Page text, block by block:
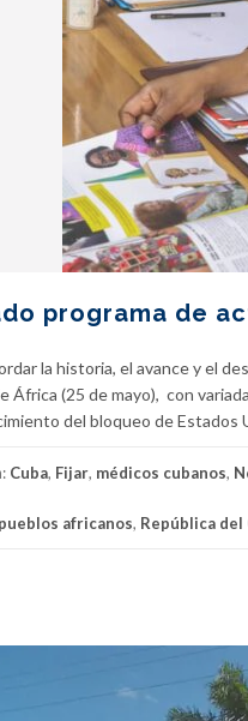
programa de
la historia, el avance y el
África (25 de mayo), con
del bloqueo de Estados
Cuba, Fijar, médicos cubanos,
pueblos africanos, República del